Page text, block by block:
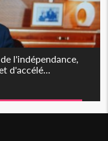
l'indépendance,
d'accélé...